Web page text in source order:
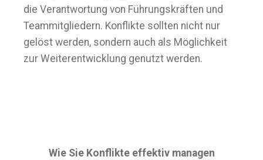
die Verantwortung von Führungskräften und
Teammitgliedern. Konflikte sollten nicht nur
gelöst werden, sondern auch als Möglichkeit
zur Weiterentwicklung genutzt werden.
Wie Sie Konflikte effektiv managen